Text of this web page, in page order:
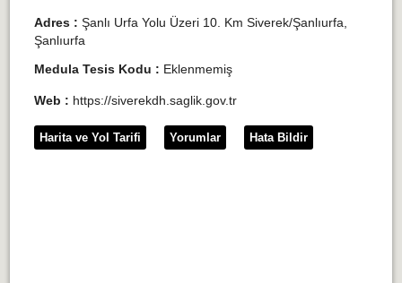
Adres : Şanlı Urfa Yolu Üzeri 10. Km Siverek/Şanlıurfa,
Şanlıurfa
Medula Tesis Kodu : Eklenmemiş
Web : https://siverekdh.saglik.gov.tr
Harita ve Yol Tarifi Yorumlar Hata Bildir